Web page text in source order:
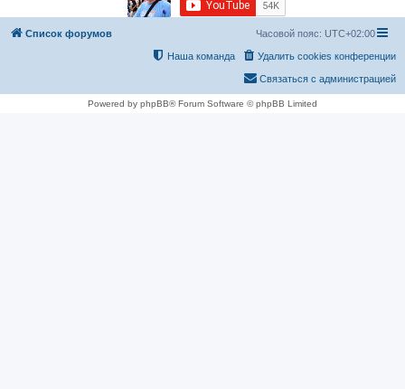
Список форумов Часовой пояс: UTC+02:00
Удалить cookies конференции
Наша команда
Связаться с администрацией
Powered by phpBB® Forum Software © phpBB Limited